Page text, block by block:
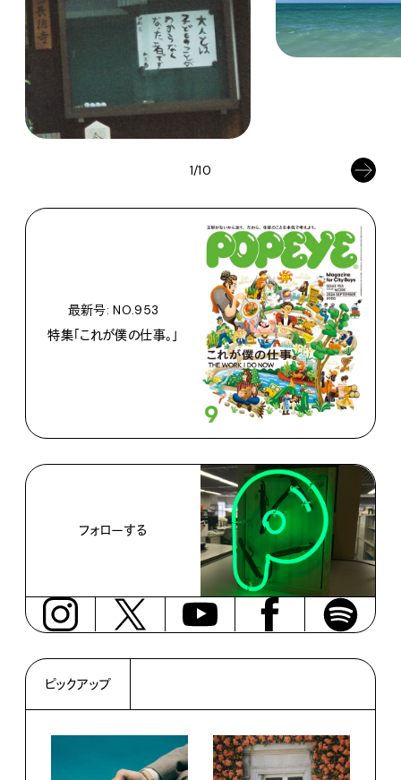
1/10
最新号: NO.953
特集「これが僕の仕事。」
フォローする
ピックアップ